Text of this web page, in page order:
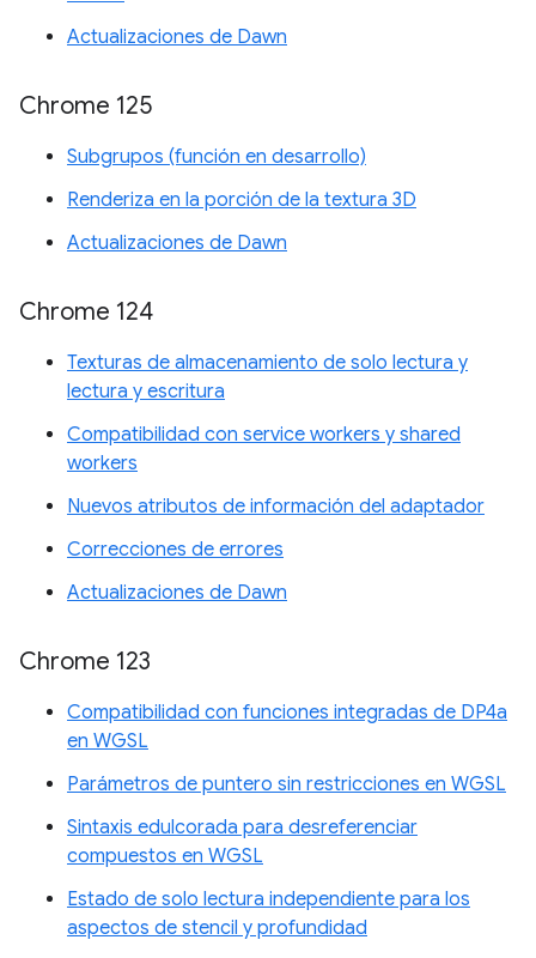
Actualizaciones de Dawn
Chrome 125
Subgrupos (función en desarrollo)
Renderiza en la porción de la textura 3D
Actualizaciones de Dawn
Chrome 124
Texturas de almacenamiento de solo lectura y
lectura y escritura
Compatibilidad con service workers y shared
workers
Nuevos atributos de información del adaptador
Correcciones de errores
Actualizaciones de Dawn
Chrome 123
Compatibilidad con funciones integradas de DP4a
en WGSL
Parámetros de puntero sin restricciones en WGSL
Sintaxis edulcorada para desreferenciar
compuestos en WGSL
Estado de solo lectura independiente para los
aspectos de stencil y profundidad